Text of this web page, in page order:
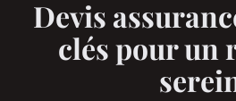
Devis
clés pour un